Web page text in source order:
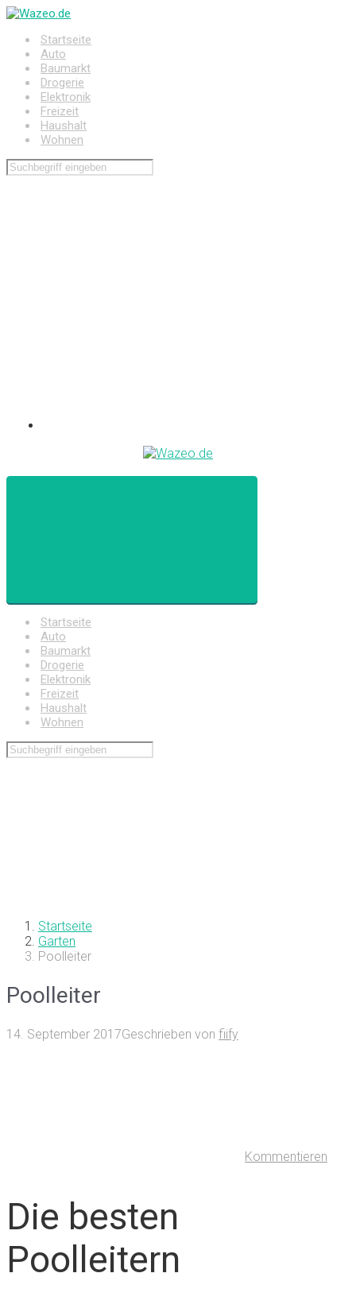
Zum
springenStartseite
Auto
Baumarkt
Drogerie
Elektronik
Freizeit
Haushalt
Wohnen
Startseite
Auto
Baumarkt
Drogerie
Elektronik
Freizeit
Haushalt
Wohnen
Startseite
Garten
Poolleiter
Poolleiter
14. September 2017Geschrieben von fiify
Kommentieren
Die besten
Poolleitern